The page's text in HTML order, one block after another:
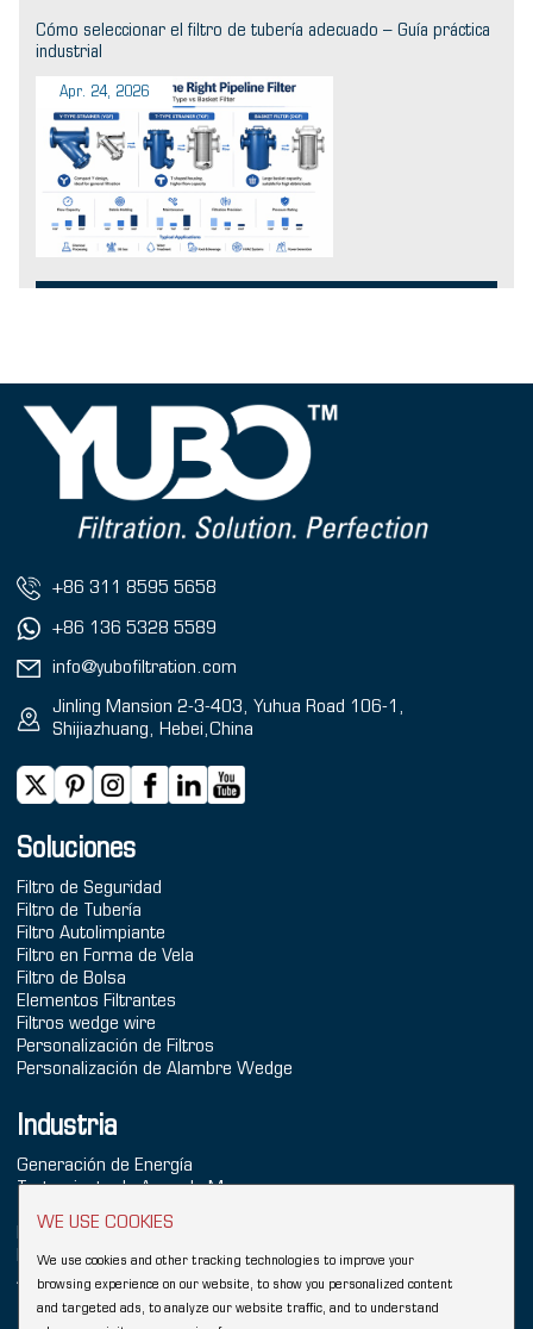
Cómo seleccionar el filtro de tubería adecuado – Guía práctica
industrial
Apr. 24, 2026
WE USE COOKIES
We use cookies and other tracking technologies to improve your
browsing experience on our website, to show you personalized content
and targeted ads, to analyze our website traffic, and to understand
+86 311 8595 5658
+86 136 5328 5589
info@yubofiltration.com
Jinling Mansion 2-3-403, Yuhua Road 106-1,
Shijiazhuang, Hebei,China
Soluciones
Filtro de Seguridad
Filtro de Tubería
Filtro Autolimpiante
Filtro en Forma de Vela
Filtro de Bolsa
Elementos Filtrantes
Filtros wedge wire
Personalización de Filtros
Personalización de Alambre Wedge
Industria
Generación de Energía
Tratamiento de Agua de Mar
Tratamiento de Agua
Industria Química
Refinación
Alimentos & Bebidas
Copyright © 2026 Hebei YUBO Filtration Equipment Co.,Ltd.